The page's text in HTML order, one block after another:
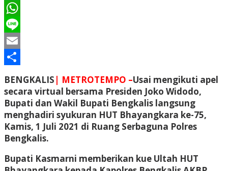
LinkedIn
WhatsApp
Line
Email
BENGKALIS | METROTEMPO –Usai mengikuti apel
secara virtual bersama Presiden Joko Widodo,
Bupati dan Wakil Bupati Bengkalis langsung
menghadiri syukuran HUT Bhayangkara ke-75,
Kamis, 1 Juli 2021 di Ruang Serbaguna Polres
Bengkalis.
Bupati Kasmarni memberikan kue Ultah HUT